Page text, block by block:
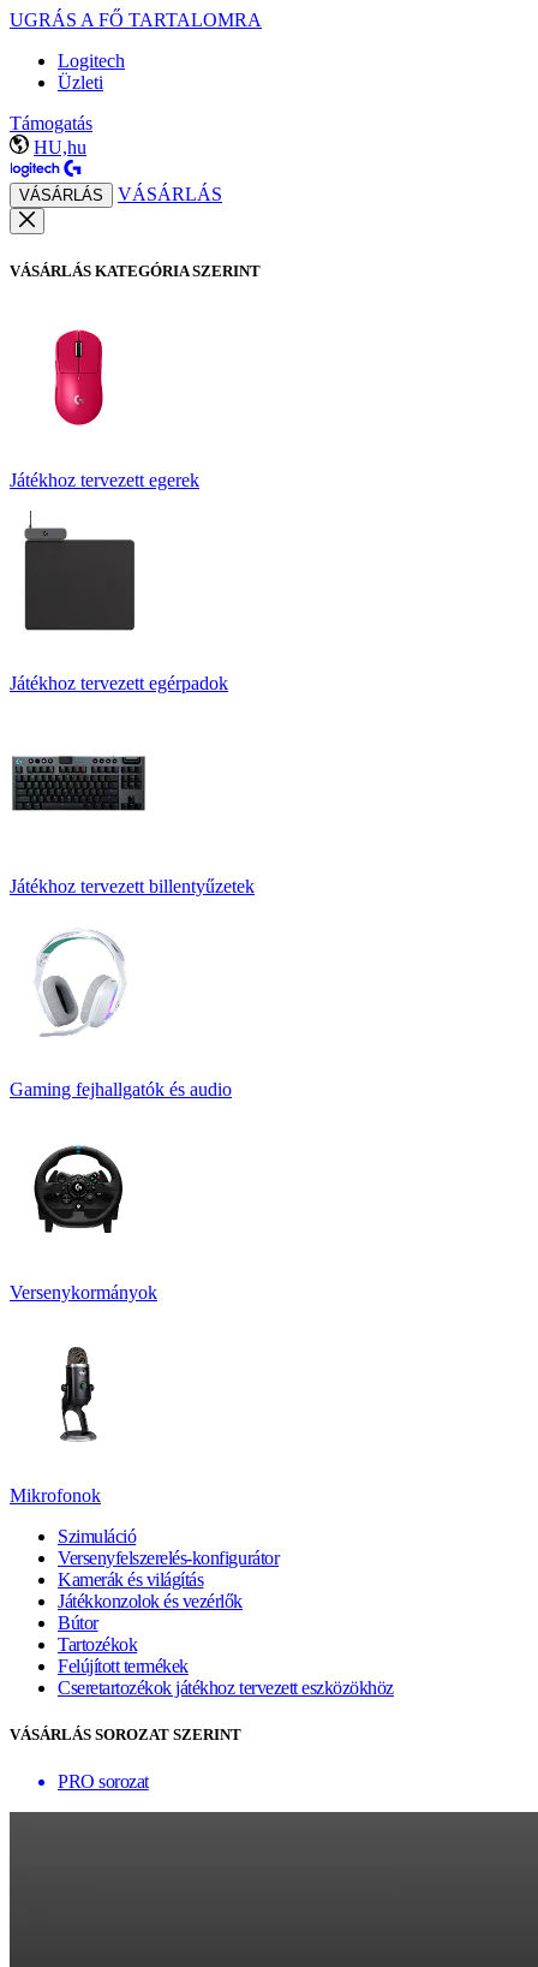
UGRÁS A FŐ TARTALOMRA
Logitech
Üzleti
Támogatás
HU,hu
VÁSÁRLÁS VÁSÁRLÁS
VÁSÁRLÁS KATEGÓRIA SZERINT
Játékhoz tervezett egerek
Játékhoz tervezett egérpadok
Játékhoz tervezett billentyűzetek
Gaming fejhallgatók és audio
Versenykormányok
Mikrofonok
Szimuláció
Versenyfelszerelés-konfigurátor
Kamerák és világítás
Játékkonzolok és vezérlők
Bútor
Tartozékok
Felújított termékek
Cseretartozékok játékhoz tervezett eszközökhöz
VÁSÁRLÁS SOROZAT SZERINT
PRO sorozat